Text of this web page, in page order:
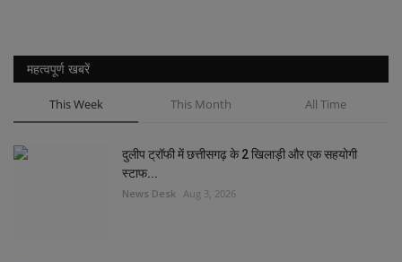
महत्वपूर्ण खबरें
This Week This Month All Time
दुलीप ट्रॉफी में छत्तीसगढ़ के 2 खिलाड़ी और एक सहयोगी
स्टाफ...
News Desk Aug 3, 2026